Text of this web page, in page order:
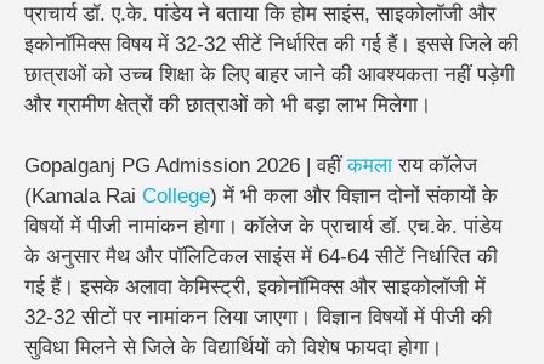
प्राचार्य डॉ. ए.के. पांडेय ने बताया कि होम साइंस, साइकोलॉजी और
इकोनॉमिक्स विषय में 32-32 सीटें निर्धारित की गई हैं। इससे जिले की
छात्राओं को उच्च शिक्षा के लिए बाहर जाने की आवश्यकता नहीं पड़ेगी
और ग्रामीण क्षेत्रों की छात्राओं को भी बड़ा लाभ मिलेगा।
Gopalganj PG Admission 2026 | वहींकमला राय कॉलेज
(Kamala Rai College) में भी कला और विज्ञान दोनों संकायों के
विषयों में पीजी नामांकन होगा। कॉलेज के प्राचार्य डॉ. एच.के. पांडेय
के अनुसार मैथ और पॉलिटिकल साइंस में 64-64 सीटें निर्धारित की
गई हैं। इसके अलावा केमिस्ट्री, इकोनॉमिक्स और साइकोलॉजी में
32-32 सीटों पर नामांकन लिया जाएगा। विज्ञान विषयों में पीजी की
सुविधा मिलने से जिले के विद्यार्थियों को विशेष फायदा होगा।